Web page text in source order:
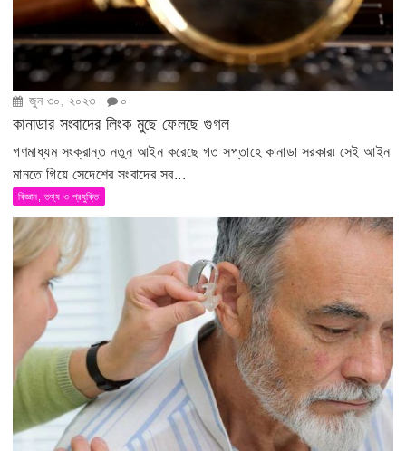
জুন ৩০, ২০২৩ ০
কানাডার সংবাদের লিংক মুছে ফেলছে গুগল
গণমাধ্যম সংক্রান্ত নতুন আইন করেছে গত সপ্তাহে কানাডা সরকার৷ সেই আইন
মানতে গিয়ে সেদেশের সংবাদের সব...
বিজ্ঞান, তথ্য ও প্রযুক্তি